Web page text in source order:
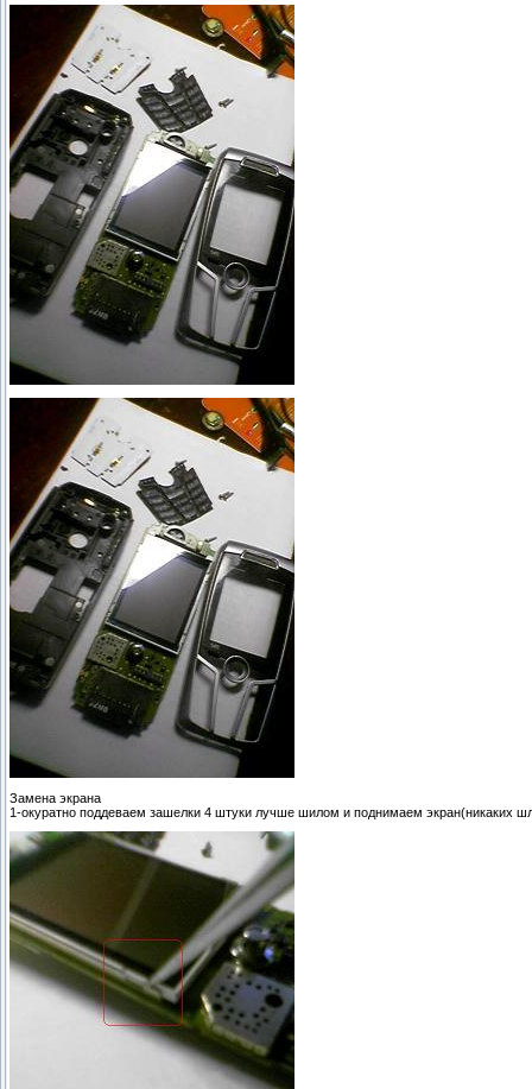
Замена экрана
1-окуратно поддеваем зашелки 4 штуки лучше шилом и поднимаем экран(никаких